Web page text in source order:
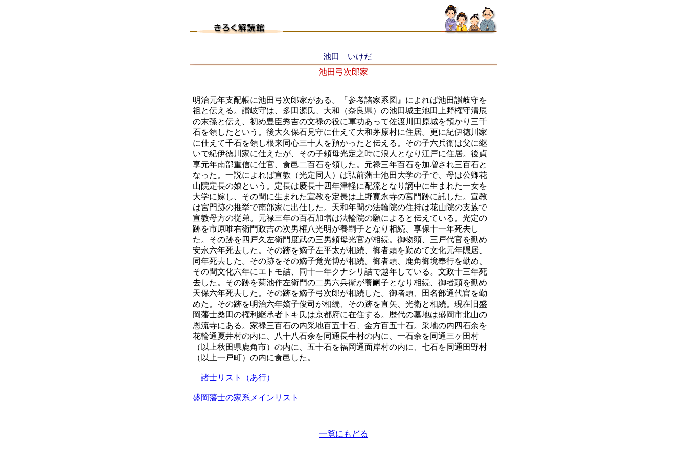
池田 いけだ
池田弓次郎家
明治元年支配帳に池田弓次郎家がある。『参考諸家系図』によれば池田讃岐守を
祖と伝える。讃岐守は、多田源氏、大和（奈良県）の池田城主池田上野権守清辰
の末孫と伝え、初め豊臣秀吉の文禄の役に軍功あって佐渡川田原城を預かり三千
石を領したという。後大久保石見守に仕えて大和茅原村に住居。更に紀伊徳川家
に仕えて千石を領し根来同心三十人を預かったと伝える。その子六兵衛は父に継
いで紀伊徳川家に仕えたが、その子頼母光定之時に浪人となり江戸に住居。後貞
享元年南部重信に仕官、食邑二百石を領した。元禄三年百石を加増され三百石と
なった。一説によれば宣教（光定同人）は弘前藩士池田大学の子で、母は公卿花
山院定長の娘という。定長は慶長十四年津軽に配流となり謫中に生まれた一女を
大学に嫁し、その間に生まれた宣教を定長は上野寛永寺の宮門跡に託した。宣教
は宮門跡の推挙で南部家に出仕した。天和年間の法輪院の住持は花山院の支族で
宣教母方の従弟。元禄三年の百石加増は法輪院の願によると伝えている。光定の
跡を市原唯右衛門政吉の次男権八光明が養嗣子となり相続、享保十一年死去し
た。その跡を四戸久左衛門度武の三男頼母光官が相続。御物頭、三戸代官を勤め
安永六年死去した。その跡を嫡子左平太が相続、御者頭を勤めて文化元年隠居、
同年死去した。その跡をその嫡子覚光博が相続。御者頭、鹿角御境奉行を勤め、
その間文化六年にエトモ詰、同十一年クナシリ詰で越年している。文政十三年死
去した。その跡を菊池作左衛門の二男六兵衛が養嗣子となり相続、御者頭を勤め
天保六年死去した。その跡を嫡子弓次郎が相続した。御者頭、田名部通代官を勤
めた。その跡を明治六年嫡子俊司が相続、その跡を直矢、光衛と相続。現在旧盛
岡藩士桑田の権利継承者トキ氏は京都府に在住する。歴代の墓地は盛岡市北山の
恩流寺にある。家禄三百石の内采地百五十石、金方百五十石。采地の内四石余を
花輪通夏井村の内に、八十八石余を同通長牛村の内に、一石余を同通三ヶ田村
（以上秋田県鹿角市）の内に、五十石を福岡通面岸村の内に、七石を同通田野村
（以上一戸町）の内に食邑した。
諸士リスト（あ行）
盛岡藩士の家系メインリスト
一覧にもどる